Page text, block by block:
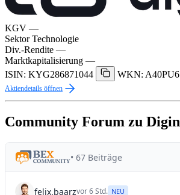
KGV —
Sektor Technologie
Div.-Rendite —
Marktkapitalisierung —
ISIN: KYG286871044
WKN: A40PU6
Aktiendetails öffnen
Community Forum zu